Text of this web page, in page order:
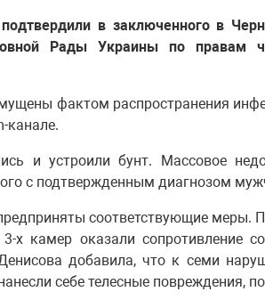
подтвердили в заключенного в
Рады Украины по правам
фактом распространения
канале.
и устроили бунт. Массовое
с подтвержденным диагнозом
соответствующие меры.
х камер оказали сопротивление
добавила, что к семи
себе телесные повреждения,